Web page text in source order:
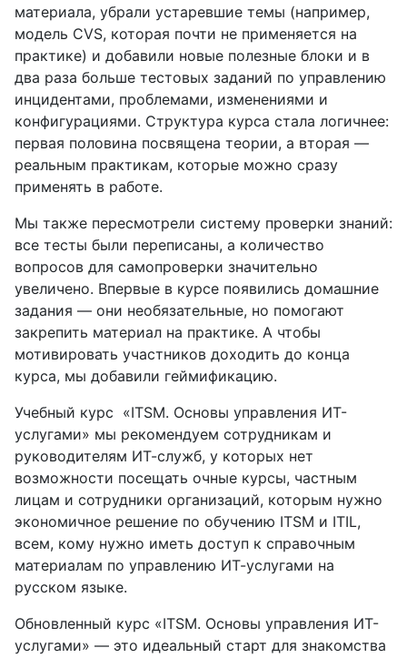
материала, убрали устаревшие темы (например,
модель CVS, которая почти не применяется на
практике) и добавили новые полезные блоки и в
два раза больше тестовых заданий по управлению
инцидентами, проблемами, изменениями и
конфигурациями. Структура курса стала логичнее:
первая половина посвящена теории, а вторая —
реальным практикам, которые можно сразу
применять в работе.
Мы также пересмотрели систему проверки знаний:
все тесты были переписаны, а количество
вопросов для самопроверки значительно
увеличено. Впервые в курсе появились домашние
задания — они необязательные, но помогают
закрепить материал на практике. А чтобы
мотивировать участников доходить до конца
курса, мы добавили геймификацию.
Учебный курс «ITSM. Основы управления ИТ-
услугами» мы рекомендуем сотрудникам и
руководителям ИТ-служб, у которых нет
возможности посещать очные курсы, частным
лицам и сотрудники организаций, которым нужно
экономичное решение по обучению ITSM и ITIL,
всем, кому нужно иметь доступ к справочным
материалам по управлению ИТ-услугами на
русском языке.
Обновленный курс «ITSM. Основы управления ИТ-
услугами» — это идеальный старт для знакомства